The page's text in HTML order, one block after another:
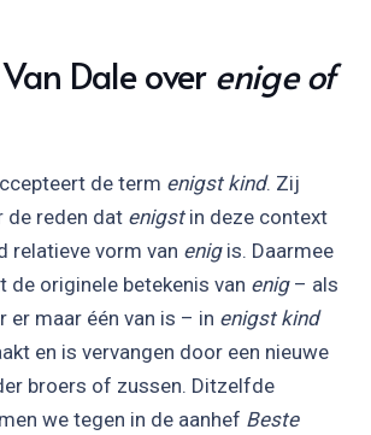
Dale over enige of
de term enigst kind. Zij
de reden dat enigst in deze context
relatieve vorm van enig is. Daarmee
de originele betekenis van enig– als
er maar één van is – in enigst kind
en is vervangen door een nieuwe
broers of zussen. Ditzelfde
we tegen in de aanhef Beste